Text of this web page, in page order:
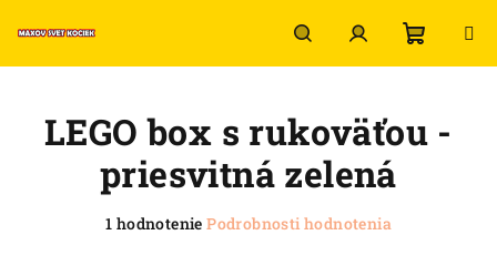
na
HľadaťPrihlásenie
košík
LEGO box s rukoväťou -
priesvitná zelená
Priemerné
1 hodnotenie Podrobnosti hodnotenia